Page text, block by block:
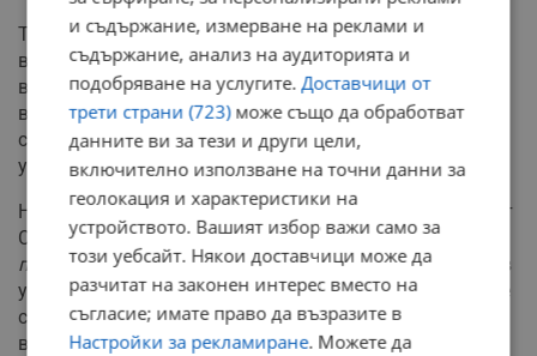
Тe са специалистите в областта на медицината и
въпреки всичко правят препоръки да не се поставят
ваксини, коментира Стаматов пред ДВ. Това оказва
влияние, смята той, тъй като в едно общество най-
силни при подобна пандемия са лекарите, а след тях -
учените и хората с академичен опит.
На въпрос как убеждава колегите си да се ваксинират
Стаматов отговаря:“С личен пример и елегантен
подход към всеки един от колегите”.Но обяснява, че в
училището, което управлява, половината от учителите
са под 30 години и не са особено мотивирани да се
ваксинират.
и съдържание, измерване на реклами и
съдържание, анализ на аудиторията и
подобряване на услугите.Доставчици от
трети страни (723)може също да обработват
данните ви за тези и други цели,
включително използване на точни данни за
геолокация и характеристики на
устройството. Вашият избор важи само за
този уебсайт. Някои доставчици може да
разчитат на законен интерес вместо на
съгласие; имате право да възразите в
Настройки за рекламиране. Можете да